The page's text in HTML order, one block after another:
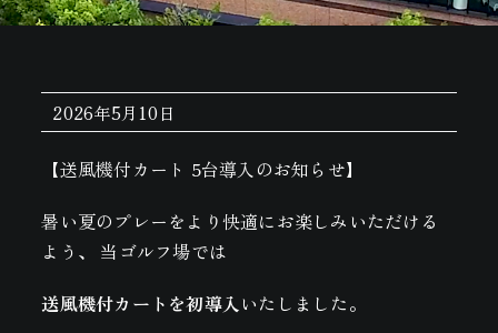
2026年5月10日
【送風機付カート 5台導入のお知らせ】
暑い夏のプレーをより快適にお楽しみいただける
よう、 当ゴルフ場では
送風機付カートを初導入いたしました。